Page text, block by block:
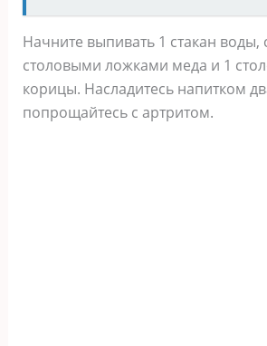
Начните выпивать 1 стакан
столовыми ложками меда и 1
корицы. Насладитесь напитком
попрощайтесь с артритом.